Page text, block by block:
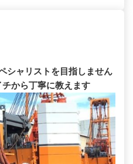
シャリストを目指しません
から丁寧に教えます